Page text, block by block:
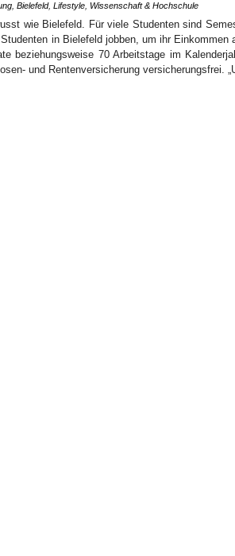
Bielefeld, Lifestyle Wissenschaft & Hochschule
wie Bielefeld. Für viele Studenten sind
in Bielefeld jobben, um ihr
beziehungsweise 70 Arbeitstage im
und Rentenversicherung versicherungsfrei.